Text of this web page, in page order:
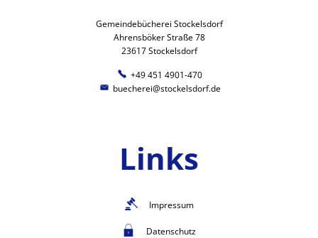
Gemeindebücherei Stockelsdorf
Ahrensböker Straße 78
23617 Stockelsdorf
+49 451 4901-470
buecherei@stockelsdorf.de
Links
Impressum
Datenschutz